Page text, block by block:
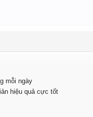
mỗi ngày
hiệu quả cực tốt